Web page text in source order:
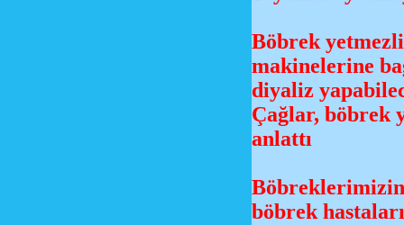
Böbrek
makinelerine
diyaliz
Çağlar, böbrek
anlattı
böbrek